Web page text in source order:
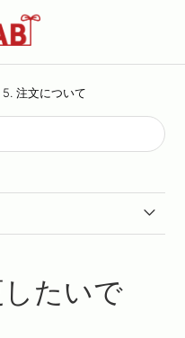
5. 注文について
たいで